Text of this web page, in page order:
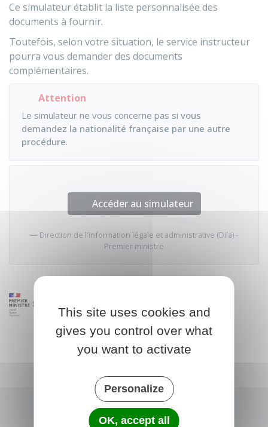
Ce simulateur établit la liste personnalisée des
documents à fournir.
Toutefois, selon votre situation, le service instructeur
pourra vous demander des documents
complémentaires.
Attention
Le simulateur ne vous concerne pas si vous
demandez la nationalité française par une autre
procédure.
Accéder au simulateur
Direction de l'information légale et administrative (Dila) -
Premier ministre
This site uses cookies and
gives you control over what
you want to activate
Personalize
OK, accept all